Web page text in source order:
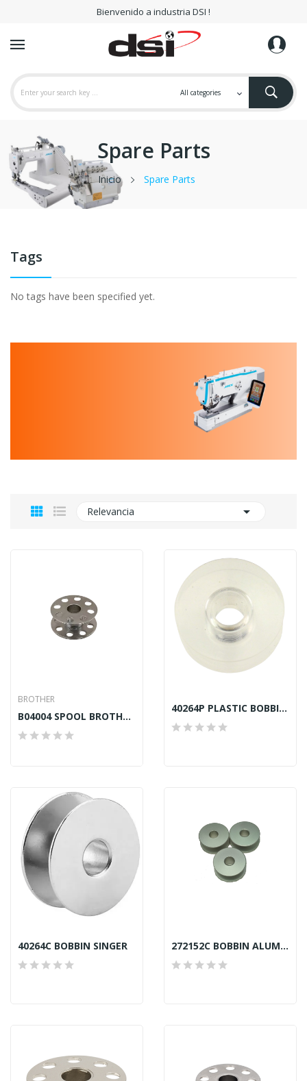
Bienvenido a industria DSI !
Spare Parts
Inicio Spare Parts
Tags
No tags have been specified yet.
Relevancia 
BROTHER
B04004 SPOOL BROTHER TOWA
40264P PLASTIC BOBBIN SINGER
40264C BOBBIN SINGER 272152C BOBBIN ALUMINIUM SINGER TAIWAN